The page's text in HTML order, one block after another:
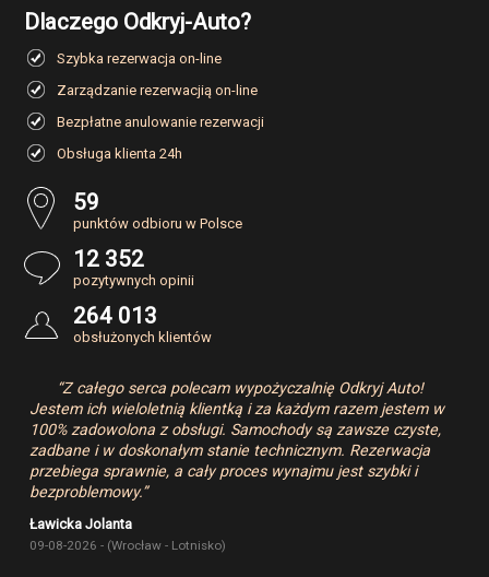
Dlaczego Odkryj-Auto?
Szybka rezerwacja on-line
Zarządzanie rezerwacjią on-line
Bezpłatne anulowanie rezerwacji
Obsługa klienta 24h
59
punktów odbioru w Polsce
12 352
pozytywnych opinii
264 013
obsłużonych klientów
“Z całego serca polecam wypożyczalnię Odkryj Auto!
Jestem ich wieloletnią klientką i za każdym razem jestem w
100% zadowolona z obsługi. Samochody są zawsze czyste,
zadbane i w doskonałym stanie technicznym. Rezerwacja
przebiega sprawnie, a cały proces wynajmu jest szybki i
bezproblemowy.”
Ławicka Jolanta
09-08-2026 - (Wrocław - Lotnisko)